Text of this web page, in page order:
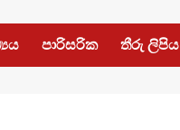
පාරිසරික තීරු ලිපිය